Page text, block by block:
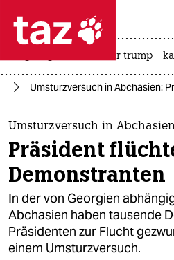
 taz zahl ich
taz zahl ich
themen
politik
öko
gesellschaft
kultur
usa unter trump
Umsturzversuch in Abchasien:
Umsturzversuch in
Präsident
Demonstranten
In der von Georgien
Abchasien haben tausende
Präsidenten zur Flucht
einem Umsturzversuch.